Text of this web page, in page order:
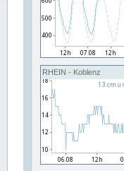
RHEIN - Koblenz